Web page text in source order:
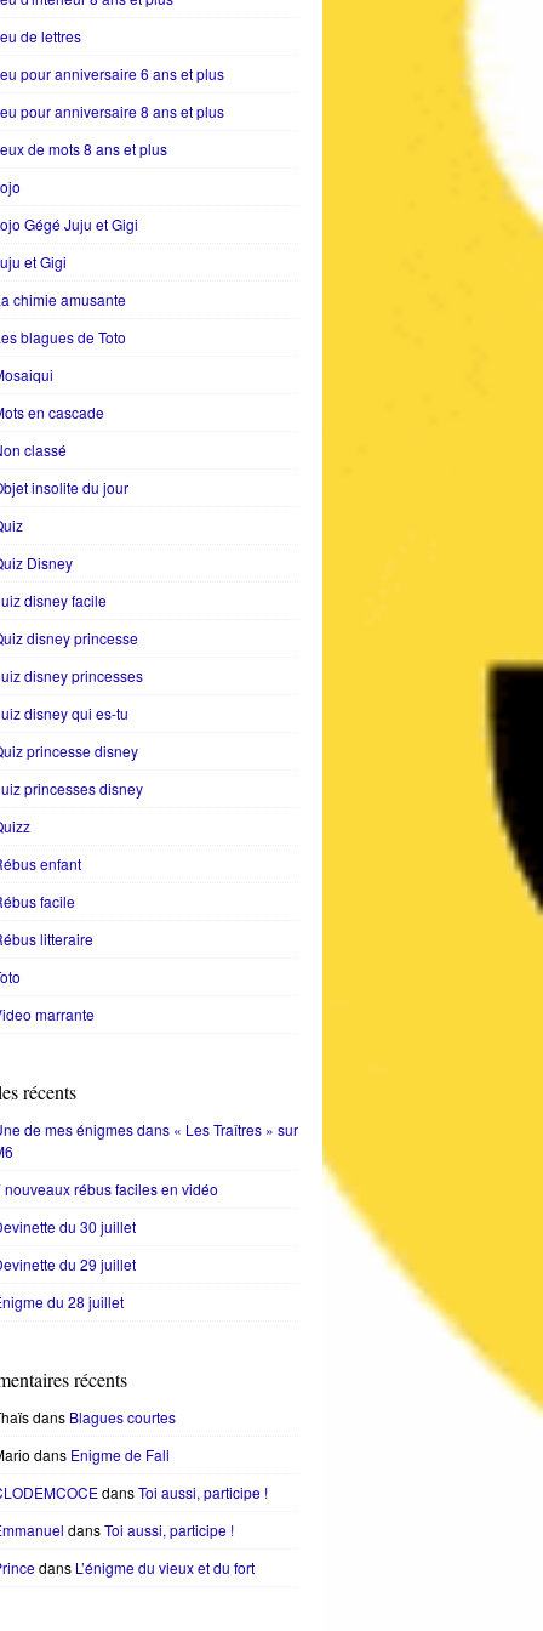
de lettres
pour anniversaire 6 ans et plus
pour anniversaire 8 ans et plus
de mots 8 ans et plus
Gégé Juju et Gigi
et Gigi
chimie amusante
blagues de Toto
en cascade
classé
insolite du jour
Disney
disney facile
disney princesse
disney princesses
disney qui es-tu
princesse disney
princesses disney
enfant
facile
litteraire
marrante
récents
de mes énigmes dans « Les Traîtres » sur
nouveaux rébus faciles en vidéo
du 30 juillet
du 29 juillet
du 28 juillet
récents
dans Blagues courtes
dans Enigme de Fall
dansToi aussi, participe !
dansToi aussi, participe !
dans L’énigme du vieux et du fort